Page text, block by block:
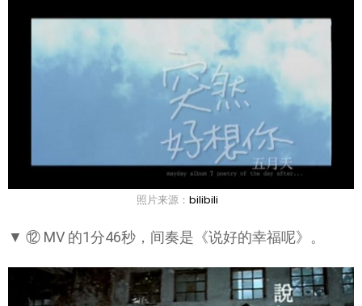
照片来源： bilibili
▼ ⑫ MV 的1分46秒，间奏是《说好的幸福呢》。